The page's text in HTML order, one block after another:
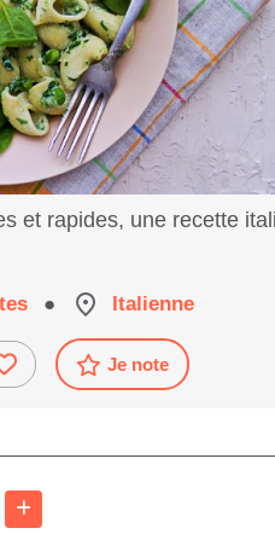
et rapides, une recette
● Italienne
Je note